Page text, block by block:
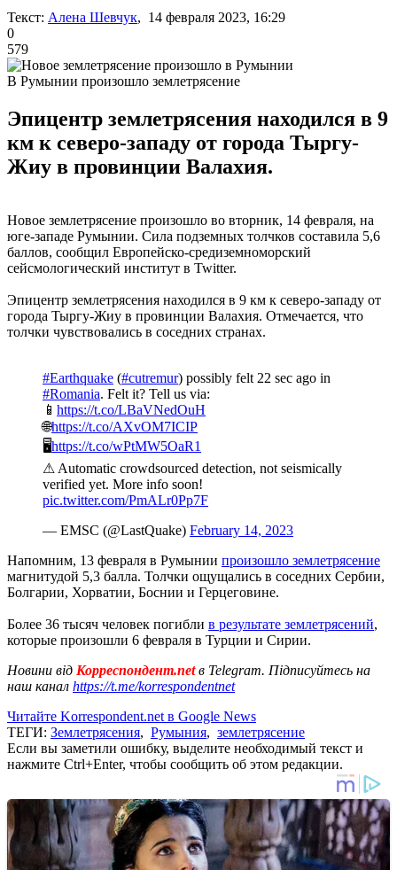
Текст: Алена Шевчук, 14 февраля 2023, 16:29
0
579
В Румынии произошло землетрясение
Эпицентр землетрясения находился в 9
км к северо-западу от города Тыргу-
Жиу в провинции Валахия.
Новое землетрясение произошло во вторник, 14 февраля, на
юге-западе Румынии. Сила подземных толчков составила 5,6
баллов, сообщил Европейско-средиземноморский
сейсмологический институт в Twitter.
Эпицентр землетрясения находился в 9 км к северо-западу от
города Тыргу-Жиу в провинции Валахия. Отмечается, что
толчки чувствовались в соседних странах.
#Earthquake (#cutremur) possibly felt 22 sec ago in
#Romania. Felt it? Tell us via:
📱 https://t.co/LBaVNedOuH
🌐https://t.co/AXvOM7ICIP
🖥https://t.co/wPtMW5OaR1
⚠ Automatic crowdsourced detection, not seismically
verified yet. More info soon!
pic.twitter.com/PmALr0Pp7F
— EMSC (@LastQuake) February 14, 2023
Напомним, 13 февраля в Румынии произошло землетрясение
магнитудой 5,3 балла. Толчки ощущались в соседних Сербии,
Болгарии, Хорватии, Боснии и Герцеговине.
Более 36 тысяч человек погибли в результате землетрясений,
которые произошли 6 февраля в Турции и Сирии.
Новини від Корреспондент.netв Telegram. Підписуйтесь на
наш канал https://t.me/korrespondentnet
Читайте Korrespondent.net в Google News
ТЕГИ: Землетрясения, Румыния, землетрясение
Если вы заметили ошибку, выделите необходимый текст и
нажмите Ctrl+Enter, чтобы сообщить об этом редакции.